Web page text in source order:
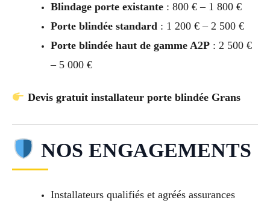
Blindage porte existante: 800 € – 1 800 €
Porte blindée standard: 1 200 € – 2 500 €
Porte blindée haut de gamme A2P: 2 500 €
– 5 000 €
Devis gratuit installateur porte blindée Grans
NOS ENGAGEMENTS
Installateurs qualifiés et agréés assurances